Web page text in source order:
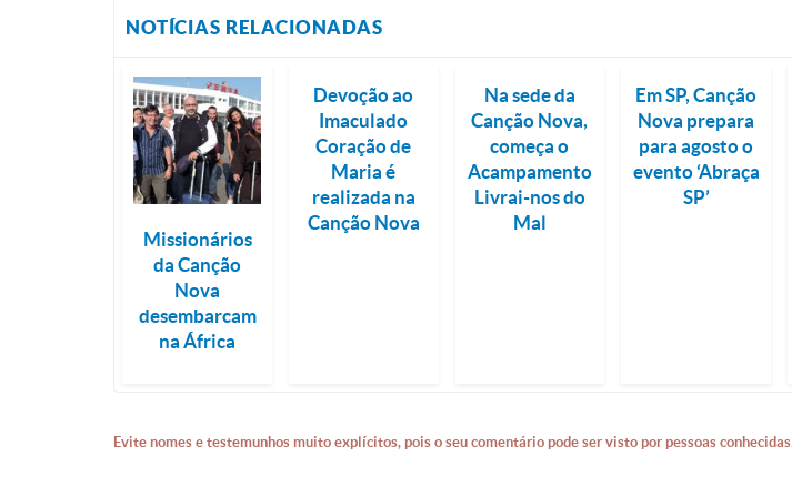
NOTÍCIAS RELACIONADAS
Missionários
da Canção
Nova
desembarcam
na África
Devoção ao
Imaculado
Coração de
Maria é
realizada na
Canção Nova
Na sede da
Canção Nova,
começa o
Acampamento
Livrai-nos do
Mal
Em SP, Canção
Nova prepara
para agosto o
evento ‘Abraça
SP’
Evite nomes e testemunhos muito explícitos, pois o seu comentário pode ser visto por pessoas conhecidas.